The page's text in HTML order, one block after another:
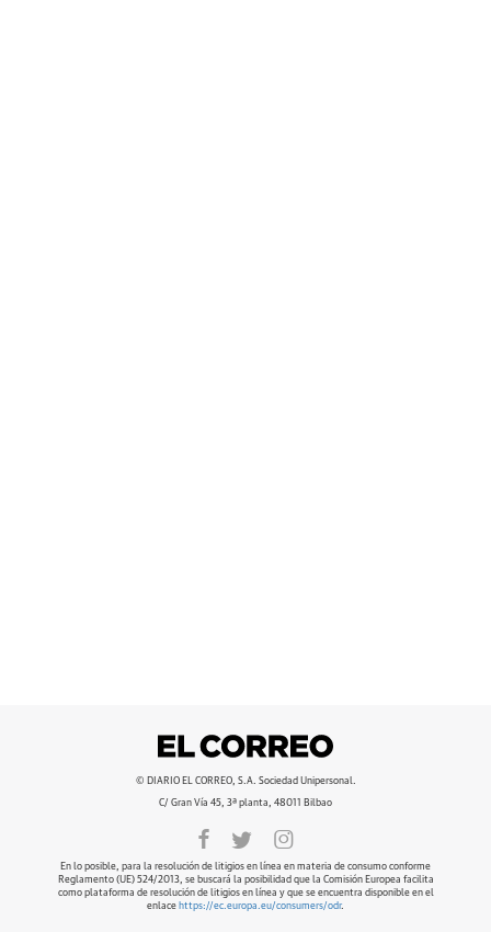
© DIARIO EL CORREO, S.A. Sociedad Unipersonal.
C/ Gran Vía 45, 3ª planta, 48011 Bilbao
En lo posible, para la resolución de litigios en línea en materia de consumo conforme
Reglamento (UE) 524/2013, se buscará la posibilidad que la Comisión Europea facilita
como plataforma de resolución de litigios en línea y que se encuentra disponible en el
enlace https://ec.europa.eu/consumers/odr.